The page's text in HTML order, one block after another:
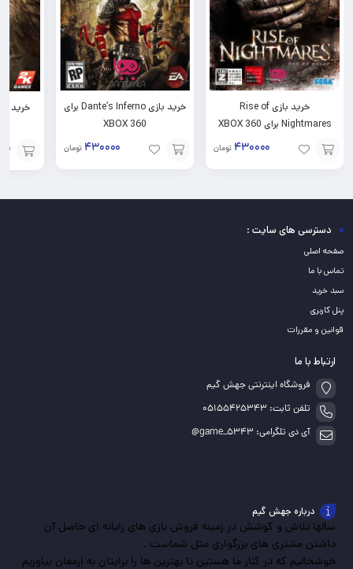
خرید بازی Rise of
Nightmares برای XBOX 360
۴۳۰۰۰۰ تومان
افزودن
به
خرید بازی Dante’s Inferno برای
XBOX 360
۴۳۰۰۰۰ تومان
افزودن
به
افزودن
به
دسترسی های سایت :
صفحه اصلی
تماس با ما
سبد خرید
پنل کاربری
قوانین و مقررات
ارتباط با ما
فروشگاه اینترنتی جهش گیم
تلفن ثابت: 05155425343
آی دی تلگرامی: game_5343@
درباره جهش گیم
سالها تلاش و کوشش در زمینه فروش بازی های رایانه ای حاصل آن
داشتن مشتری های بزرگواری مثل شماست .
خوشحالیم که در کنار ما هستین تا بهترین ها را برایتان به ارمغان بیاوریم